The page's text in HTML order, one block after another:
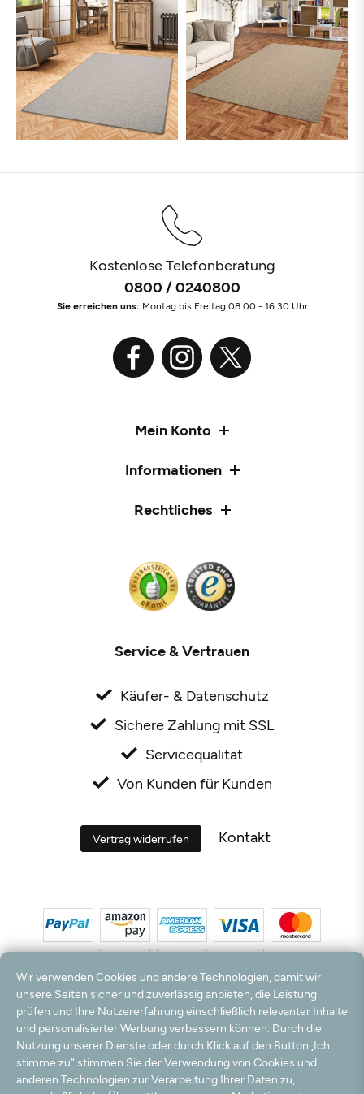
Kostenlose Telefonberatung
0800 / 0240800
Sie erreichen uns: Montag bis Freitag 08:00 - 16:30 Uhr
Mein Konto
Informationen
Rechtliches
Service & Vertrauen
Käufer- & Datenschutz
Sichere Zahlung mit SSL
Servicequalität
Von Kunden für Kunden
Vertrag widerrufen Kontakt
*Alle Preise inkl. MwSt. und zzgl. Versandkosten. **Kostenloser Versand und Rückversand
nur innerhalb Deutschlands und Österreichs.
Hinweis:Wir nutzen Ihre E-Mail Adresse für werbliche Zwecke, die jederzeit widerrufen
werden können. Ihre Daten werden nicht an Dritte weitergegeben.
© 2003 - 2026 Teppichversand24 GmbH / Alle Rechte vorbehalten. powered by
Wir verwenden Cookies und andere Technologien, damit wir
unsere Seiten sicher und zuverlässig anbieten, die Leistung
prüfen und Ihre Nutzererfahrung einschließlich relevanter Inhalte
und personalisierter Werbung verbessern können. Durch die
Nutzung unserer Dienste oder durch Klick auf den Button „Ich
stimme zu“ stimmen Sie der Verwendung von Cookies und
anderen Technologien zur Verarbeitung Ihrer Daten zu,